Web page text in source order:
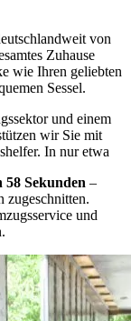
von
Zuhause
wie Ihren geliebten
Sessel.
und einem
wir Sie mit
In nur etwa
58 Sekunden –
und